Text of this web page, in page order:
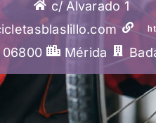
c/ Alvarado 1
06800 Mérida